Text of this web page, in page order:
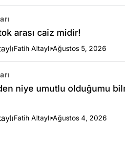
arası caiz midir!
Fatih Altaylı Ağustos 5, 2026
niye umutlu olduğumu
Fatih Altaylı Ağustos 4, 2026